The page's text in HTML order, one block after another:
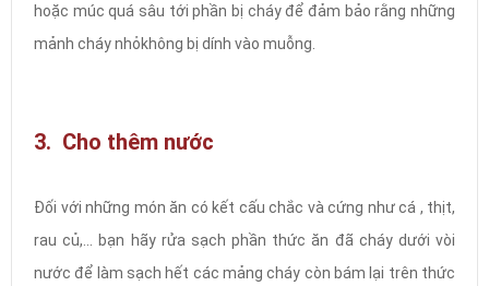
hoặc múc quá sâu tới phần bị cháy để đảm bảo rằng những
mảnh cháy nhỏkhông bị dính vào muỗng.
3. Cho thêm nước
Đối với những món ăn có kết cấu chắc và cứng như cá , thịt,
rau củ,... bạn hãy rửa sạch phần thức ăn đã cháy dưới vòi
nước để làm sạch hết các mảng cháy còn bám lại trên thức